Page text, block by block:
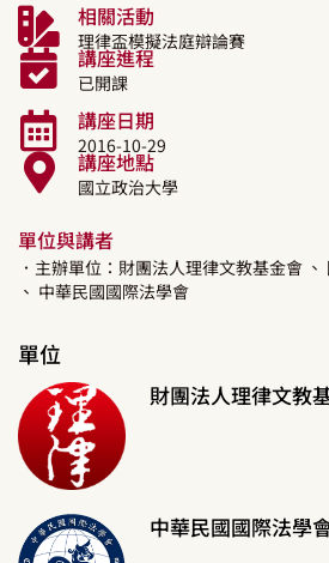
相關活動
理律盃模擬法庭辯論賽
講座進程
已開課
講座日期
2016-10-29
講座地點
國立政治大學
單位與講者
．主辦單位：財團法人理律文教基金會
、 中華民國國際法學會
單位
財團法人理律文教
中華民國國際法學